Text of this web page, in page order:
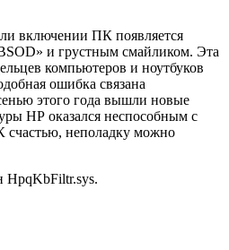
включении ПК появляется
и грустным смайликом. Эта
компьютеров и ноутбуков
ошибка связана
этого года вышли новые
НР оказался неспособным с
счастью, неполадку можно
HpqKbFiltr.sys.